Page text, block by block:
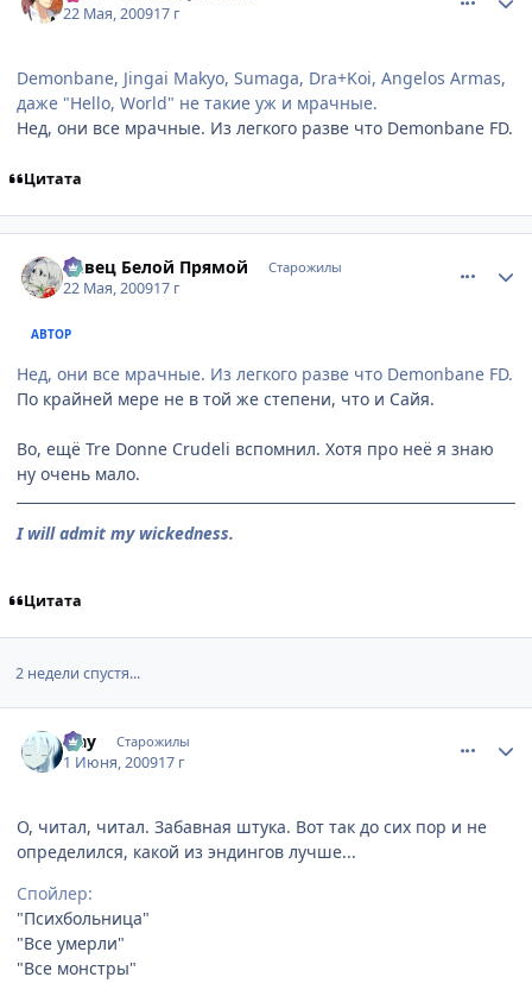
22 Мая, 200917 г
Demonbane, Jingai Makyo, Sumaga, Dra+Koi, Angelos Armas,
даже "Hello, World" не такие уж и мрачные.
Нед, они все мрачные. Из легкого разве что Demonbane FD.
Цитата
Певец Белой Прямой Старожилы
22 Мая, 200917 г
АВТОР
Нед, они все мрачные. Из легкого разве что Demonbane FD.
По крайней мере не в той же степени, что и Сайя.
Во, ещё Tre Donne Crudeli вспомнил. Хотя про неё я знаю
ну очень мало.
I will admit my wickedness.
Цитата
2 недели спустя...
Flay Старожилы
1 Июня, 200917 г
О, читал, читал. Забавная штука. Вот так до сих пор и не
определился, какой из эндингов лучше...
Спойлер:
"Психбольница"
"Все умерли"
"Все монстры"